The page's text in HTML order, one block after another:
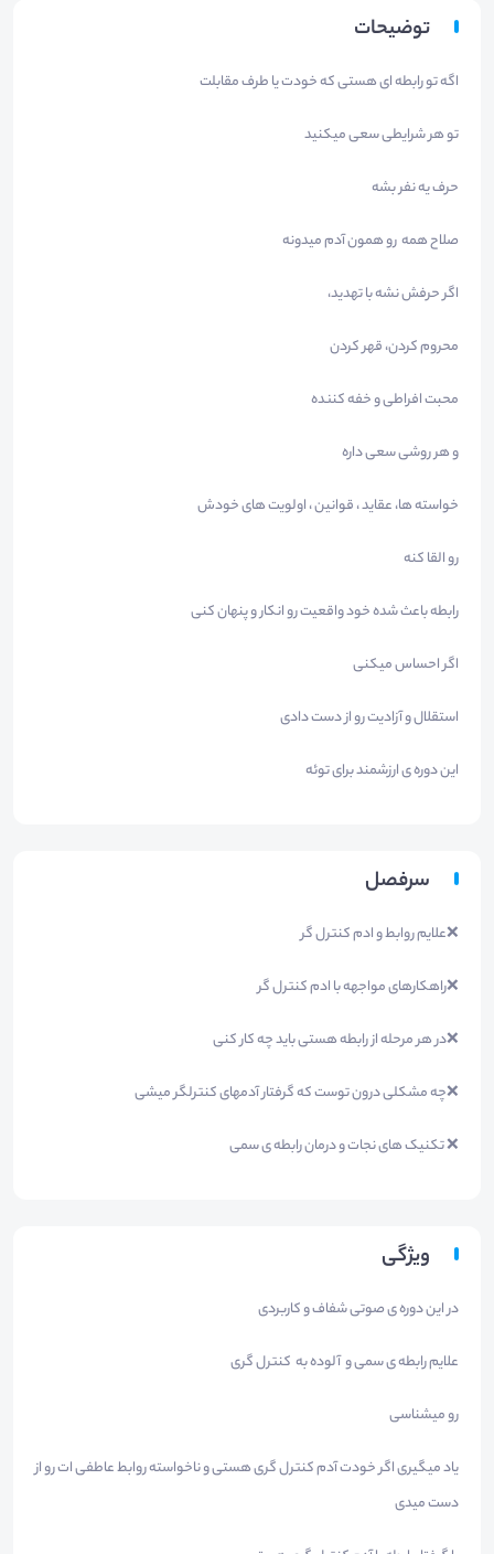
توضیحات
اگه تو رابطه ای هستی که خودت یا طرف مقابلت
تو هر شرایطی سعی میکنید
حرف یه نفر بشه
صلاح همه رو همون آدم میدونه
اگر حرفش نشه با تهدید،
محروم کردن، قهر کردن
محبت افراطی و خفه کننده
و هر روشی سعی داره
خواسته ها، عقاید ، قوانین ، اولویت های خودش
رو القا کنه
رابطه باعث شده خود واقعیت رو انکار و پنهان کنی
اگر احساس میکنی
استقلال و آزادیت رو از دست دادی
این دوره ی ارزشمند برای توئه
سرفصل
❌علایم روابط و ادم کنترل گر
❌راهکارهای مواجهه با ادم کنترل گر
❌در هر مرحله از رابطه هستی باید چه کار کنی
❌چه مشکلی درون توست که گرفتار آدمهای کنترلگر میشی
❌ تکنیک های نجات و درمان رابطه ی سمی
ویژگی
در این دوره ی صوتی شفاف و کاربردی
علایم رابطه ی سمی و آلوده به کنترل گری
رو میشناسی
یاد میگیری اگر خودت آدم کنترل گری هستی و ناخواسته روابط عاطفی ات رو از
دست میدی